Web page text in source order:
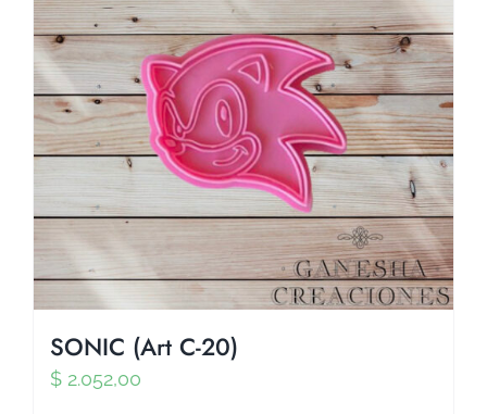
SONIC (Art C-20)
$ 2.052,00